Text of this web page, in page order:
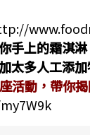
手上的霜淇
太多人工添加
活動，帶你